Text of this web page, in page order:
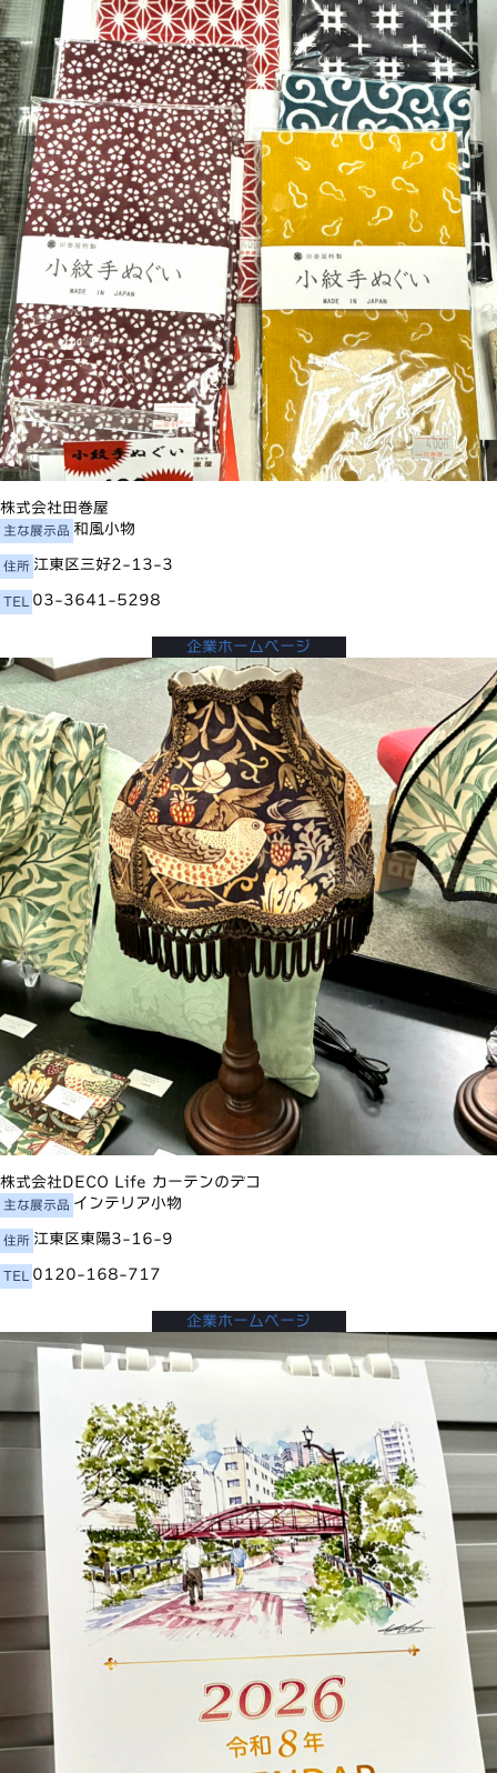
株式会社田巻屋
主な展示品 和風小物
住所 江東区三好2-13-3
TEL 03-3641-5298
企業ホームページ
株式会社DECO Life カーテンのデコ
主な展示品 インテリア小物
住所 江東区東陽3-16-9
TEL 0120-168-717
企業ホームページ